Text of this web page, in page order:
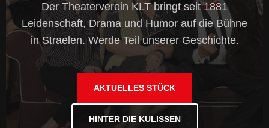
Der Theaterverein KLT bringt seit 1881
Leidenschaft, Drama und Humor auf die Bühne
in Straelen. Werde Teil unserer Geschichte.
AKTUELLES STÜCK
HINTER DIE KULISSEN